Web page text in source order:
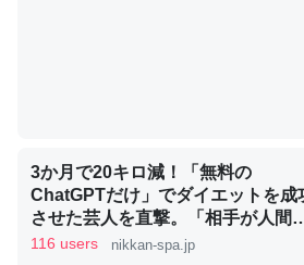
─ニュース :: 【研究発表】昆虫学の大問題
ウチもEchoを実家に置いて４年。で
ちぼちRingも置こうかと画策中。あ
位置情報を共有してる。電池残量や
3か月で20キロ減！「無料の
ChatGPTだけ」でダイエットを成
させた芸人を直撃。「相手が人間
ったらムリ」な減量メソッドに驚き
116 users nikkan-spa.jp